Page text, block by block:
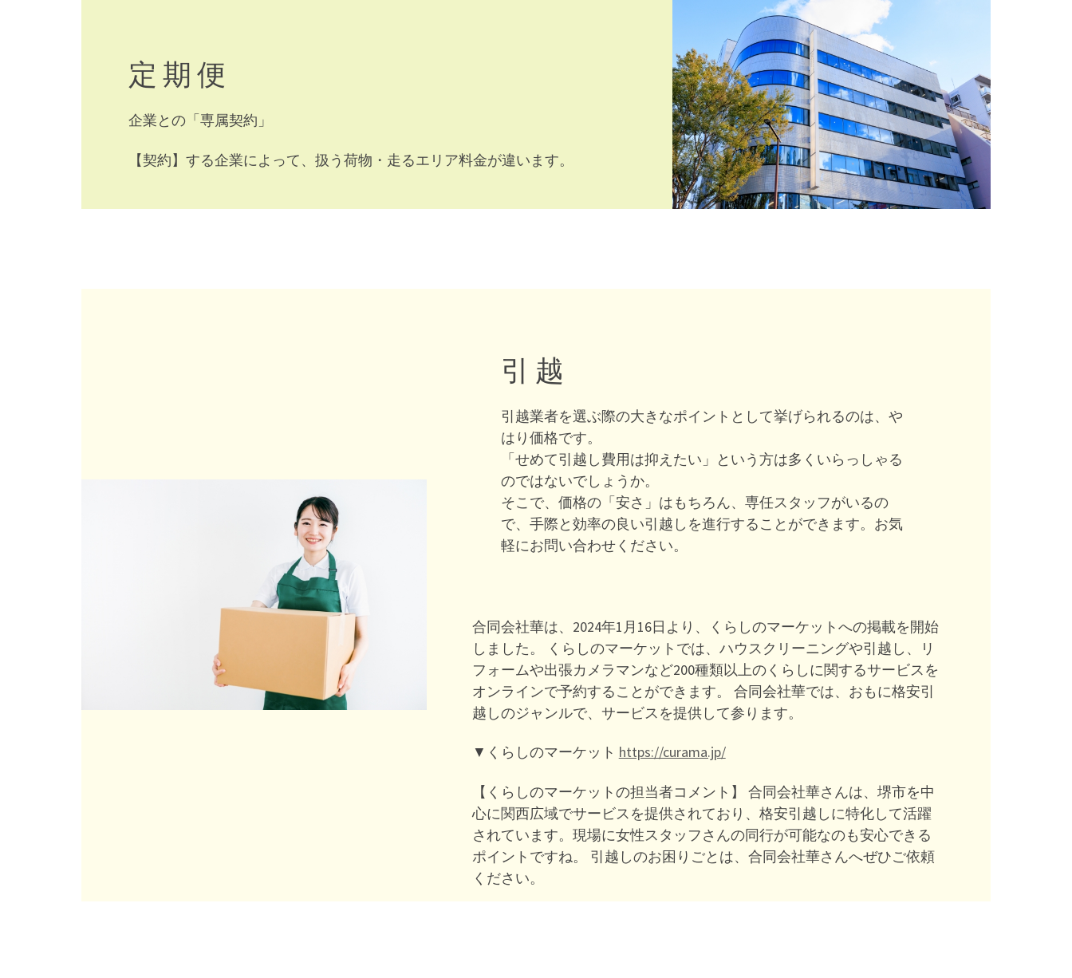
定 期 便
企業との「専属契約」
【契約】する企業によって、扱う荷物・走るエリア料金が違います。
引 越
引越業者を選ぶ際の大きなポイントとして挙げられるのは、や
はり価格です。
「せめて引越し費用は抑えたい」という方は多くいらっしゃる
のではないでしょうか。
そこで、価格の「安さ」はもちろん、専任スタッフがいるの
で、手際と効率の良い引越しを進行することができます。お気
軽にお問い合わせください。
合同会社華は、2024年1月16日より、くらしのマーケットへの掲載を開始
しました。 くらしのマーケットでは、ハウスクリーニングや引越し、リ
フォームや出張カメラマンなど200種類以上のくらしに関するサービスを
オンラインで予約することができます。 合同会社華では、おもに格安引
越しのジャンルで、サービスを提供して参ります。
▼くらしのマーケット https://curama.jp/
【くらしのマーケットの担当者コメント】 合同会社華さんは、堺市を中
心に関西広域でサービスを提供されており、格安引越しに特化して活躍
されています。現場に女性スタッフさんの同行が可能なのも安心できる
ポイントですね。 引越しのお困りごとは、合同会社華さんへぜひご依頼
ください。